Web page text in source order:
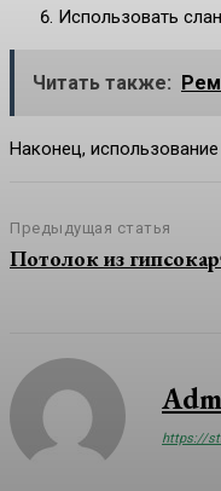
Использовать
Читать также:
Наконец,
Предыдущая статья
Потолок из
https://